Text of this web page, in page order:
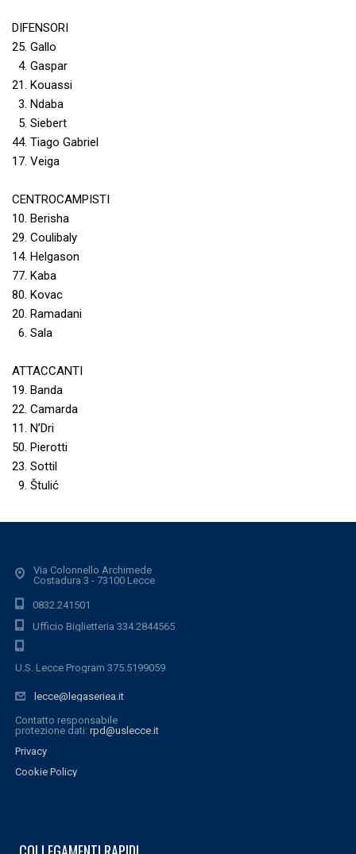
DIFENSORI
25. Gallo
4. Gaspar
21. Kouassi
3. Ndaba
5. Siebert
44. Tiago Gabriel
17. Veiga
CENTROCAMPISTI
10. Berisha
29. Coulibaly
14. Helgason
77. Kaba
80. Kovac
20. Ramadani
6. Sala
ATTACCANTI
19. Banda
22. Camarda
11. N’Dri
50. Pierotti
23. Sottil
9. Štulić
Via Colonnello Archimede
Costadura 3 - 73100 Lecce
0832.241501
Ufficio Biglietteria 334.2844565
U.S. Lecce Program 375.5199059
lecce@legaseriea.it
Contatto responsabile
protezione dati: rpd@uslecce.it
Privacy
Cookie Policy